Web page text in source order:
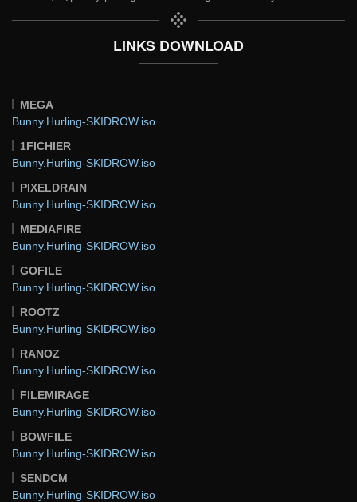
LINKS DOWNLOAD
MEGA
Bunny.Hurling-SKIDROW.iso
1FICHIER
Bunny.Hurling-SKIDROW.iso
PIXELDRAIN
Bunny.Hurling-SKIDROW.iso
MEDIAFIRE
Bunny.Hurling-SKIDROW.iso
GOFILE
Bunny.Hurling-SKIDROW.iso
ROOTZ
Bunny.Hurling-SKIDROW.iso
RANOZ
Bunny.Hurling-SKIDROW.iso
FILEMIRAGE
Bunny.Hurling-SKIDROW.iso
BOWFILE
Bunny.Hurling-SKIDROW.iso
SENDCM
Bunny.Hurling-SKIDROW.iso